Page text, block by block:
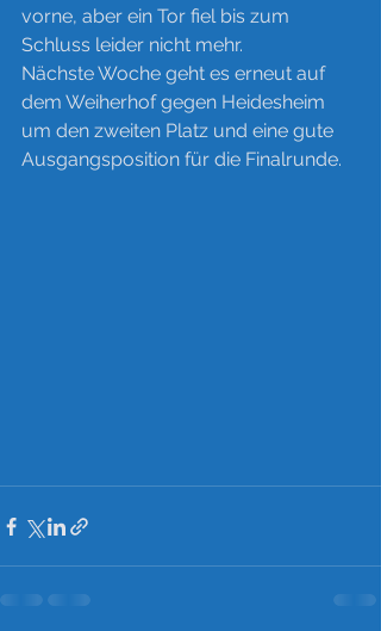
vorne, aber ein Tor fiel bis zum
Schluss leider nicht mehr.
Nächste Woche geht es erneut auf
dem Weiherhof gegen Heidesheim
um den zweiten Platz und eine gute
Ausgangsposition für die Finalrunde.